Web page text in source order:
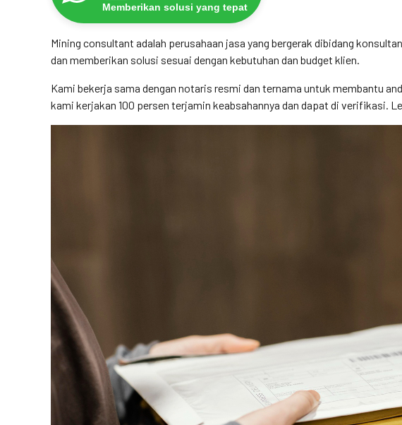
Memberikan solusi yang tepat
Mining consultant adalah perusahaan jasa yang bergerak dibidang
dan memberikan solusi sesuai dengan kebutuhan dan budget klien.
Kami bekerja sama dengan notaris resmi dan ternama untuk membantu
kami kerjakan 100 persen terjamin keabsahannya dan dapat di verifikasi.